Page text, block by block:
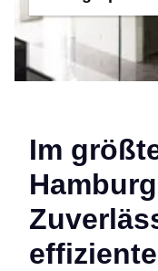
Im
effiziente